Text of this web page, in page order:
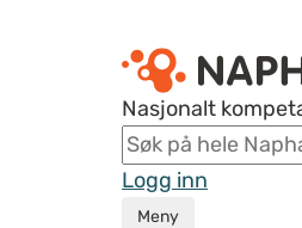
Nasjonalt
Logg inn
Meny